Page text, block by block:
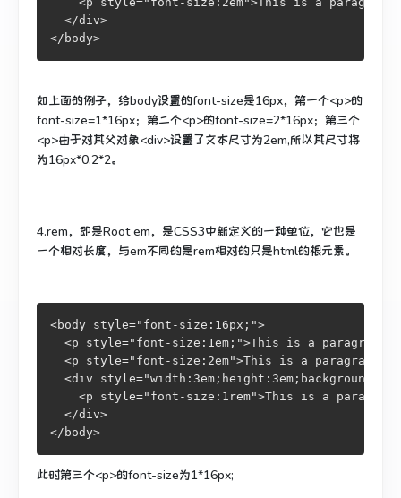
  </div>
</body>
如上面的例子，给body设置的font-size是16px，第一个<p>的
font-size=1*16px；第二个<p>的font-size=2*16px；第三个
<p>由于对其父对象<div>设置了文本尺寸为2em,所以其尺寸将
为16px*0.2*2。
4.rem，即是Root em，是CSS3中新定义的一种单位，它也是
一个相对长度，与em不同的是rem相对的只是html的根元素。
<body style="font-size:16px;">
<p style="font-size:1em;">This is a
<p style="font-size:2em">This is a
<div
<p style="font-size:1rem">This is a
  </div>
</body>
此时第三个<p>的font-size为1*16px;